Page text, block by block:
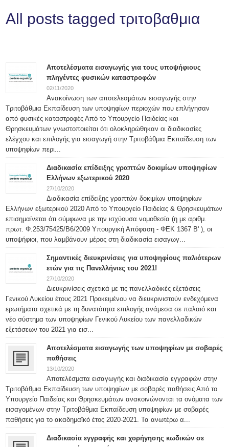
All posts tagged τριτοβαθμια
Αποτελέσματα εισαγωγής για τους υποψήφιους
πληγέντες φυσικών καταστροφών
02/11/2020
Ανακοίνωση των αποτελεσμάτων εισαγωγής στην
Τριτοβάθμια Εκπαίδευση των υποψηφίων περιοχών που επλήγησαν
από φυσικές καταστροφές Από το Υπουργείο Παιδείας και
Θρησκευμάτων γνωστοποιείται ότι ολοκληρώθηκαν οι διαδικασίες
ελέγχου και επιλογής για εισαγωγή στην Τριτοβάθμια Εκπαίδευση των
υποψηφίων περι...
Διαδικασία επίδειξης γραπτών δοκιμίων υποψηφίων
Ελλήνων εξωτερικού 2020
27/10/2020
Διαδικασία επίδειξης γραπτών δοκιμίων υποψηφίων
Ελλήνων εξωτερικού 2020 Από το Υπουργείο Παιδείας & Θρησκευμάτων
επισημαίνεται ότι σύμφωνα με την ισχύουσα νομοθεσία (η με αριθμ.
πρωτ. Φ.253/75425/Β6/2009 Υπουργική Απόφαση - ΦΕΚ 1367 Β' ), οι
υποψήφιοι, που λαμβάνουν μέρος στη διαδικασία εισαγωγ...
Σημαντικές διευκρινίσεις για υποψηφίους παλιότερων
ετών για τις Πανελλήνιες του 2021!
27/10/2020
Διευκρινίσεις σχετικά με τις πανελλαδικές εξετάσεις
Γενικού Λυκείου έτους 2021 Προκειμένου να διευκρινιστούν ενδεχόμενα
ερωτήματα σχετικά με τη δυνατότητα επιλογής ανάμεσα σε παλαιό και
νέο σύστημα των υποψηφίων Γενικού Λυκείου των πανελλαδικών
εξετάσεων του 2021 για εισ...
Αποτελέσματα εισαγωγής των υποψηφίων με σοβαρές
παθήσεις
13/10/2020
Αποτελέσματα εισαγωγής και διαδικασία εγγραφών στην
Τριτοβάθμια Εκπαίδευση των υποψηφίων με σοβαρές παθήσεις Από το
Υπουργείο Παιδείας και Θρησκευμάτων ανακοινώνονται τα ονόματα των
εισαγομένων στην Τριτοβάθμια Εκπαίδευση υποψηφίων με σοβαρές
παθήσεις για το ακαδημαϊκό έτος 2020-2021. Τα ανωτέρω α...
Διαδικασία εγγραφής και χορήγησης κωδικών σε